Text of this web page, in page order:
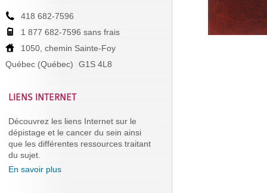
418 682-7596
1 877 682-7596 sans frais
1050, chemin Sainte-Foy
Québec (Québec)
G1S 4L8
LIENS INTERNET
Découvrez les liens Internet sur le
dépistage et le cancer du sein ainsi
que les différentes ressources traitant
du sujet.
En savoir plus